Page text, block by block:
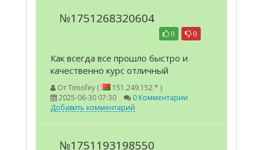
№1751268320604
0
0
Как всегда все прошло быстро и
качественно курс отличный
ОтTimofey (
151.249.152.* )
2025-06-30 07:30
0 Комментарии
Добавить комментарий
№1751193198550